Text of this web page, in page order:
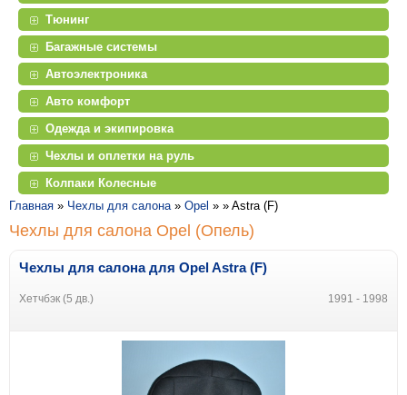
Тюнинг
Багажные системы
Автоэлектроника
Авто комфорт
Одежда и экипировка
Чехлы и оплетки на руль
Колпаки Колесные
Главная » Чехлы для салона » Opel » » Astra (F)
Чехлы для салона Opel (Опель)
Чехлы для салона для Opel Astra (F)
Хетчбэк (5 дв.) 1991 - 1998